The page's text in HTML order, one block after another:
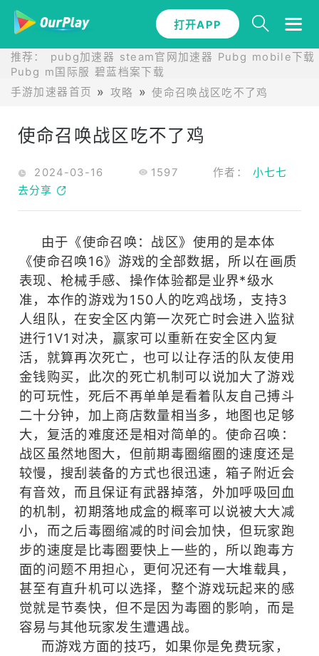
打开APP
推荐： pubg加速器 steam官网加速器 Pubg mobile下载
Pubg m国际服 碧蓝档案下载
手游加速器首页
攻略 使命召唤战区吃不了鸡
使命召唤战区吃不了鸡
2024-03-16 1597 作者： 小七七
去分享
由于《使命召唤：战区》使用的是本体
《使命召唤16》游戏的全部数据，所以在画质
表现、枪械手感、操作体验都是业界*级水
准，本作的游戏为150人的吃鸡战场，支持3
人组队，在安全区内第一次死亡时会进入监狱
进行1V1对决，赢家可以重新在安全区内复
活，就算再次死亡，也可以让存活的队友使用
金钱购买，此次的死亡机制可以说加大了游戏
的可玩性，死后不再单单是看着队友自己搏斗
二十分钟，加上商店数量相当多，地图也足够
大，复活的难度还是相对简单的。使命召唤：
战区虽然地图大，但前期毒圈缩圈的速度还是
较慢，搜刮装备的方式也很迅速，箱子附近会
有音效，而且保证有武器掉落，外加呼吸回血
的机制，初期落地成盒的概率可以说被大大减
小，而之后毒圈缩减的时间会加快，但玩家跑
步的速度是比毒圈要快上一些的，所以跑毒方
面的问题不用担心，更何况还有一大堆载具，
甚至有直升机可以选择，整个游戏玩起来的感
觉就是节奏快，但不是因为毒圈的影响，而是
容易与其他玩家发生遭遇战。
而游戏方面的技巧，如果你是免费玩家，